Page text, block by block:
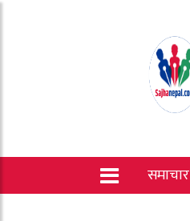
समाचार